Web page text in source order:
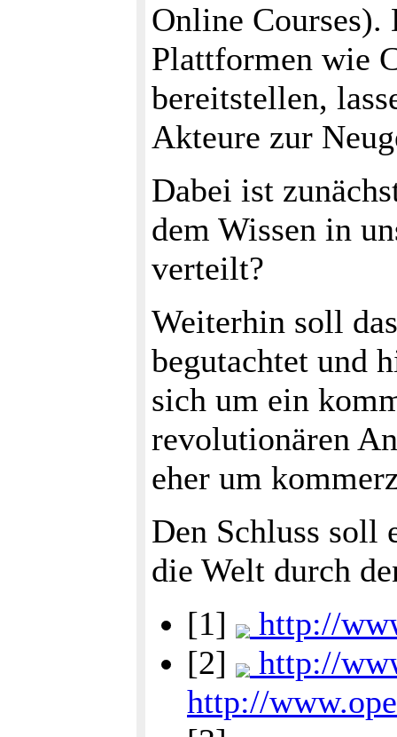
Online Courses).
Plattformen wie
bereitstellen,
Akteure zur
Dabei ist
dem Wissen in
verteilt?
Weiterhin soll
begutachtet und
sich um ein
revolutionären
eher um
Den Schluss soll
die Welt durch
[1]
http://
[2]
http://
http://